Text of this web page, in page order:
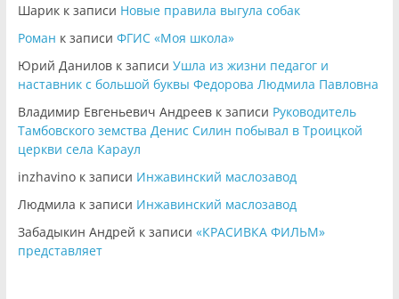
Шарикк записи Новые правила выгула собак
Роман к записи ФГИС «Моя школа»
Юрий Даниловк записи Ушла из жизни педагог и
наставник с большой буквы Федорова Людмила Павловна
Владимир Евгеньевич Андреевк записи Руководитель
Тамбовского земства Денис Силин побывал в Троицкой
церкви села Караул
inzhavinoк записи Инжавинский маслозавод
Людмила к записи Инжавинский маслозавод
Забадыкин Андрей к записи «КРАСИВКА ФИЛЬМ»
представляет